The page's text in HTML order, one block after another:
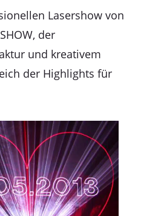
Lasershow von
der
und kreativem
der Highlights für